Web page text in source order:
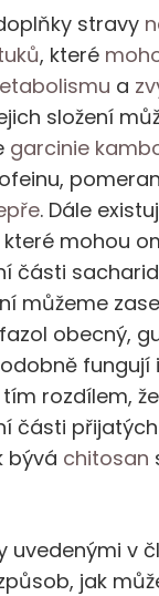
stravy
, které
a
složení
garcinie
. Dále
mohou
části
můžeme
obecný,
fungují
tím rozdílem,
části přijatých
bývá chitosan
uvedenými v
jak